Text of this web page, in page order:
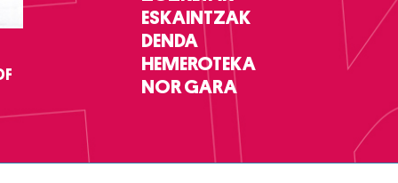
ESKAINTZAK
DENDA
HEMEROTEKA
NOR GARA